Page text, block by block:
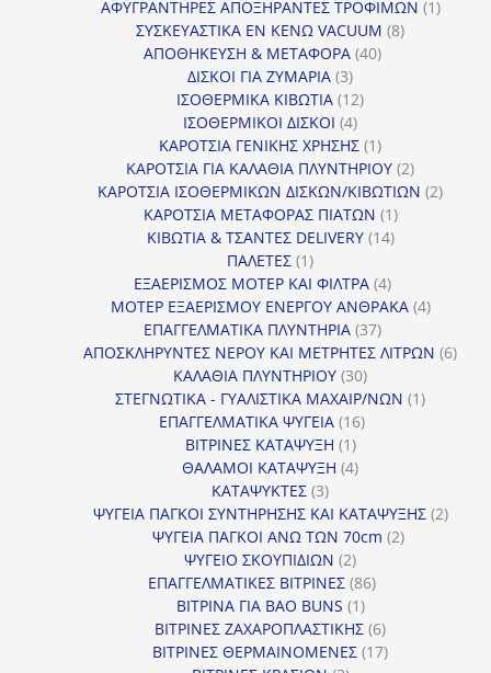
προϊόντα
ΑΦΥΓΡΑΝΤΗΡΕΣ ΑΠΟΞΗΡΑΝΤΕΣ ΤΡΟΦΙΜΩΝ 11
ΣΥΣΚΕΥΑΣΤΙΚΑ ΕΝ ΚΕΝΩ VACUUM 88
ΑΠΟΘΗΚΕΥΣΗ & ΜΕΤΑΦΟΡΑ 4040
ΔΙΣΚΟΙ ΓΙΑ ΖΥΜΑΡΙΑ 33
προϊόντα
ΙΣΟΘΕΡΜΙΚΑ ΚΙΒΩΤΙΑ 1212
ΙΣΟΘΕΡΜΙΚΟΙ ΔΙΣΚΟΙ 44
προϊόντα
ΚΑΡΟΤΣΙΑ ΓΕΝΙΚΗΣ ΧΡΗΣΗΣ 11
προϊόν
ΚΑΡΟΤΣΙΑ ΓΙΑ ΚΑΛΑΘΙΑ ΠΛΥΝΤΗΡΙΟΥ 22
προϊόντα
ΚΑΡΟΤΣΙΑ ΙΣΟΘΕΡΜΙΚΩΝ ΔΙΣΚΩΝ/ΚΙΒΩΤΙΩΝ 22
ΚΑΡΟΤΣΙΑ ΜΕΤΑΦΟΡΑΣ ΠΙΑΤΩΝ 11
προϊόν
ΚΙΒΩΤΙΑ & ΤΣΑΝΤΕΣ DELIVERY 1414
ΠΑΛΕΤΕΣ 11
προϊόν
ΕΞΑΕΡΙΣΜΟΣ ΜΟΤΕΡ ΚΑΙ ΦΙΛΤΡΑ 44
προϊόντα
ΜΟΤΕΡ ΕΞΑΕΡΙΣΜΟΥ ΕΝΕΡΓΟΥ ΑΝΘΡΑΚΑ 44
ΕΠΑΓΓΕΛΜΑΤΙΚΑ ΠΛΥΝΤΗΡΙΑ 3737
προϊόντα
ΑΠΟΣΚΛΗΡΥΝΤΕΣ ΝΕΡΟΥ ΚΑΙ ΜΕΤΡΗΤΕΣ ΛΙΤΡΩΝ 66
ΚΑΛΑΘΙΑ ΠΛΥΝΤΗΡΙΟΥ 3030
προϊόντα
ΣΤΕΓΝΩΤΙΚΑ - ΓΥΑΛΙΣΤΙΚΑ ΜΑΧΑΙΡ/ΝΩΝ 11
ΕΠΑΓΓΕΛΜΑΤΙΚΑ ΨΥΓΕΙΑ 1616
ΒΙΤΡΙΝΕΣ ΚΑΤΑΨΥΞΗ 11
προϊόν
ΘΑΛΑΜΟΙ ΚΑΤΑΨΥΞΗ 44
ΚΑΤΑΨΥΚΤΕΣ 33
προϊόντα
ΨΥΓΕΙΑ ΠΑΓΚΟΙ ΣΥΝΤΗΡΗΣΗΣ ΚΑΙ ΚΑΤΑΨΥΞΗΣ 22
ΨΥΓΕΙΑ ΠΑΓΚΟΙ ΑΝΩ ΤΩΝ 70cm 22
ΨΥΓΕΙΟ ΣΚΟΥΠΙΔΙΩΝ 22
προϊόντα
ΕΠΑΓΓΕΛΜΑΤΙΚΕΣ ΒΙΤΡΙΝΕΣ 8686
ΒΙΤΡΙΝΑ ΓΙΑ BAO BUNS 11
προϊόν
ΒΙΤΡΙΝΕΣ ΖΑΧΑΡΟΠΛΑΣΤΙΚΗΣ 66
προϊόντα
ΒΙΤΡΙΝΕΣ ΘΕΡΜΑΙΝΟΜΕΝΕΣ 1717